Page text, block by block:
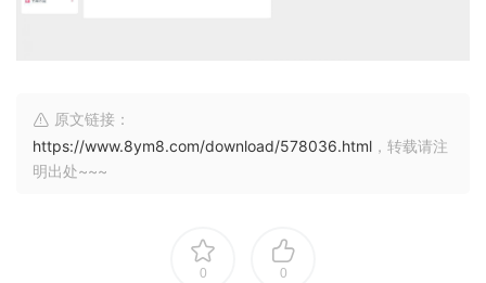
原文链接：
https://www.8ym8.com/download/578036.html ，转载请注
明出处~~~
0 0